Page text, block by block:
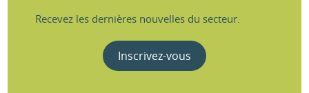
Recevez les dernières nouvelles du secteur.
Inscrivez-vous